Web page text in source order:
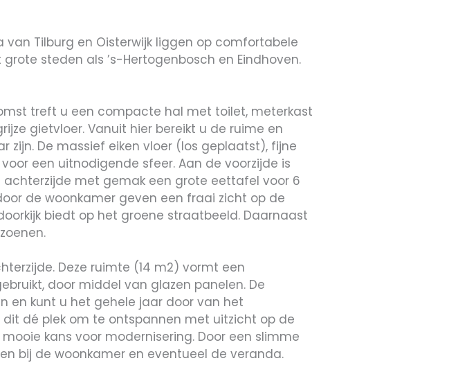
Tilburg en Oisterwijk liggen op comfortabele
steden als ’s-Hertogenbosch en Eindhoven.
treft u een compacte hal met toilet, meterkast
gietvloer. Vanuit hier bereikt u de ruime en
De massief eiken vloer (los geplaatst), fijne
een uitnodigende sfeer. Aan de voorzijde is
met gemak een grote eettafel voor 6
de woonkamer geven een fraai zicht op de
biedt op het groene straatbeeld. Daarnaast
Deze ruimte (14 m2) vormt een
door middel van glazen panelen. De
en kunt u het gehele jaar door van het
dé plek om te ontspannen met uitzicht op de
kans voor modernisering. Door een slimme
bij de woonkamer en eventueel de veranda.